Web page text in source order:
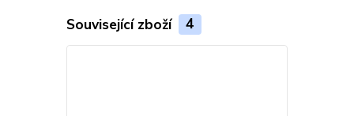
Související zboží 4